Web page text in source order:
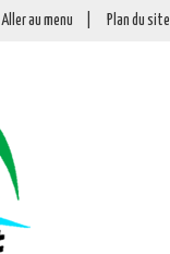
Aller au menu Plan du site